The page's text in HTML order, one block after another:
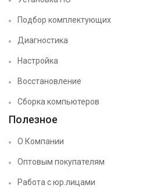
Подбор комплектующих
Диагностика
Настройка
Восстановление
Сборка компьютеров
Полезное
О Компании
Оптовым покупателям
Работа с юр.лицами